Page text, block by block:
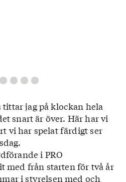
tittar jag på klockan hela
snart är över. Här har vi
vi har spelat färdigt ser
i PRO
med från starten för två år
i styrelsen med och